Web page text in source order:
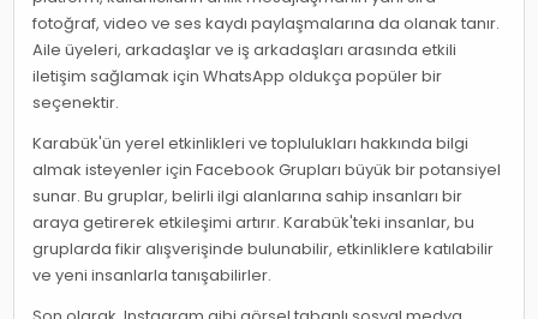
fotoğraf, video ve ses kaydı paylaşmalarına da olanak tanır.
Aile üyeleri, arkadaşlar ve iş arkadaşları arasında etkili
iletişim sağlamak için WhatsApp oldukça popüler bir
seçenektir.
Karabük'ün yerel etkinlikleri ve toplulukları hakkında bilgi
almak isteyenler için Facebook Grupları büyük bir potansiyel
sunar. Bu gruplar, belirli ilgi alanlarına sahip insanları bir
araya getirerek etkileşimi artırır. Karabük'teki insanlar, bu
gruplarda fikir alışverişinde bulunabilir, etkinliklere katılabilir
ve yeni insanlarla tanışabilirler.